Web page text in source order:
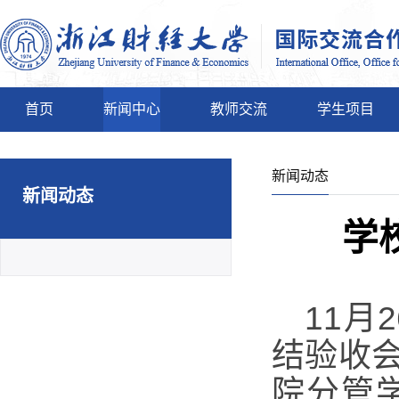
首页 新闻中心 教师交流 学生项目
新闻动态
新闻动态
学
11月
结验收